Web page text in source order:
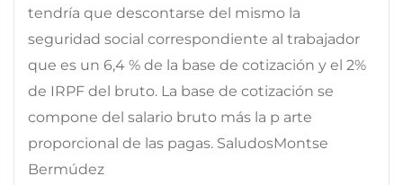
tendría que descontarse del mismo la
seguridad social correspondiente al trabajador
que es un 6,4 % de la base de cotización y el 2%
de IRPF del bruto. La base de cotización se
compone del salario bruto más la p arte
proporcional de las pagas. SaludosMontse
Bermúdez